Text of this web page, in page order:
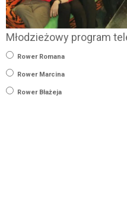
Młodzieżowy program
Rower Romana
Rower Marcina
Rower Błażeja